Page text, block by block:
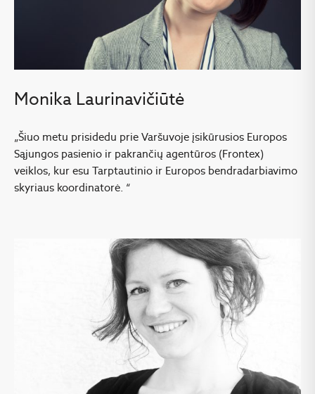
Monika Laurinavičiūtė
„Šiuo metu prisidedu prie Varšuvoje įsikūrusios Europos
Sąjungos pasienio ir pakrančių agentūros (Frontex)
veiklos, kur esu Tarptautinio ir Europos bendradarbiavimo
skyriaus koordinatorė. “